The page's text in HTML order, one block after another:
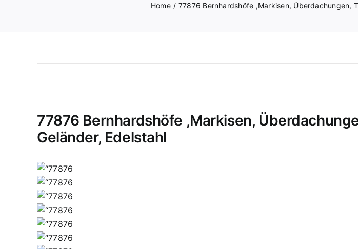
Home 77876 Bernhardshöfe ,Markisen, Überdachungen,
77876 Bernhardshöfe ,Markisen,
Geländer, Edelstahl